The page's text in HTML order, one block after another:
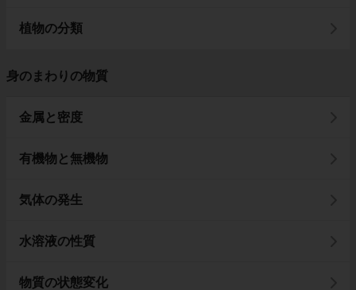
植物の分類
身のまわりの物質
金属と密度
有機物と無機物
気体の発生
水溶液の性質
物質の状態変化